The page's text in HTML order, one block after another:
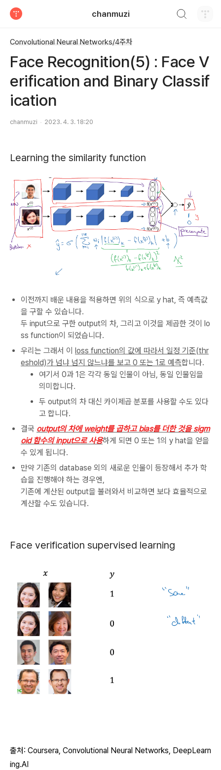
chanmuzi
Convolutional Neural Networks/4주차
Face Recognition(5) : Face V
erification and Binary Classif
ication
chanmuzi 2023. 4. 3. 18:20
Learning the similarity function
이전까지 배운 내용을 적용하면 위의 식으로 y hat, 즉 예측값
을 구할 수 있습니다.
두 input으로 구한 output의 차, 그리고 이것을 제곱한 것이 lo
ss function이 되었습니다.
우리는 그래서 이 loss function의 값에 따라서 일정 기준(thr
eshold)가 넘냐 넘지 않느냐를 보고 0 또는 1로 예측합니다.
여기서 0과 1은 각각 동일 인물이 아님, 동일 인물임을
의미합니다.
두 output의 차 대신 카이제곱 분포를 사용할 수도 있다
고 합니다.
결국 output의 차에 weight를 곱하고 bias를 더한 것을 sigm
oid 함수의 input으로 사용하게 되면 0 또는 1의 y hat을 얻을
수 있게 됩니다.
만약 기존의 database 외의 새로운 인물이 등장해서 추가 학
습을 진행해야 하는 경우엔,
기존에 계산된 output을 불러와서 비교하면 보다 효율적으로
계산할 수도 있습니다.
Face verification supervised learning
출처: Coursera, Convolutional Neural Networks, DeepLearn
ing.AI